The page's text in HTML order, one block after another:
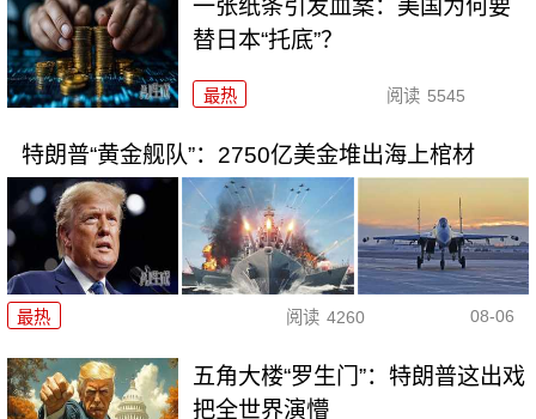
一张纸条引发血案：美国为何要
替日本“托底”？
最热 阅读 5545
特朗普“黄金舰队”：2750亿美金堆出海上棺材
最热 阅读 4260 08-06
五角大楼“罗生门”：特朗普这出戏
把全世界演懵